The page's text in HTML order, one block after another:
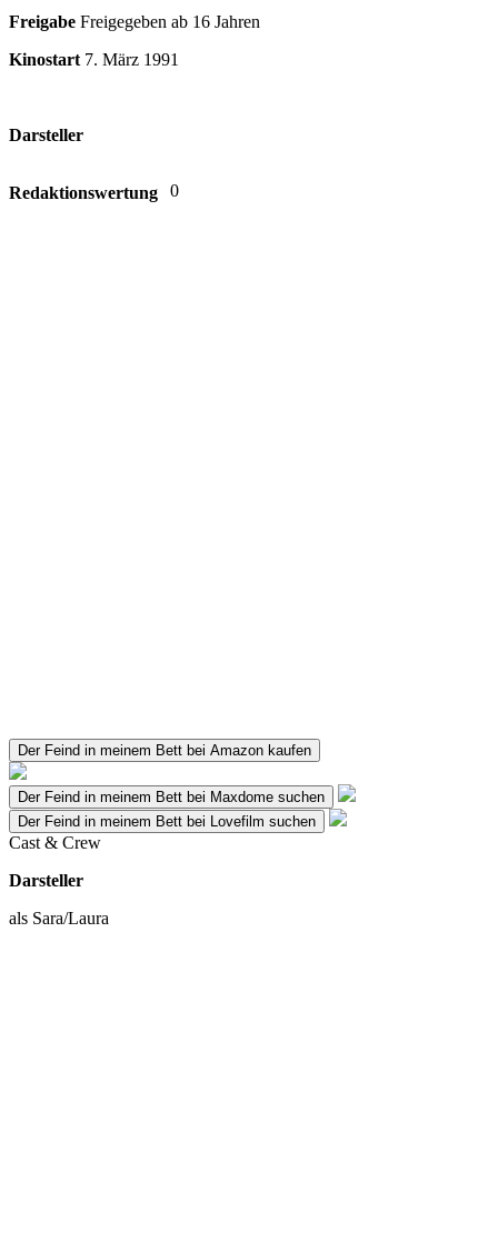
Freigabe Freigegeben ab 16 Jahren
Kinostart 7. März 1991
Darsteller
Redaktionswertung 0
Der Feind in meinem Bett bei Amazon kaufen
Der Feind in meinem Bett bei Maxdome suchen
Der Feind in meinem Bett bei Lovefilm suchen
Cast & Crew
Darsteller
als Sara/Laura